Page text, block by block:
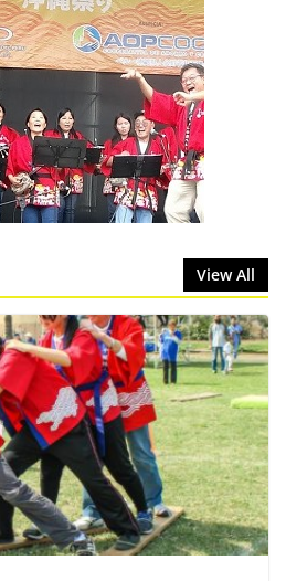
View All